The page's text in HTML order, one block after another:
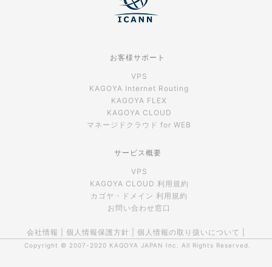
お客様サポート
VPS
KAGOYA Internet Routing
KAGOYA FLEX
KAGOYA CLOUD
マネージドクラウド for WEB
サービス概要
VPS
KAGOYA CLOUD 利用規約
カゴヤ・ドメイン 利用規約
お問い合わせ窓口
会社情報 個人情報保護方針 個人情報の取り扱いについて
Copyright © 2007-2020 KAGOYA JAPAN Inc. All Rights Reserved.